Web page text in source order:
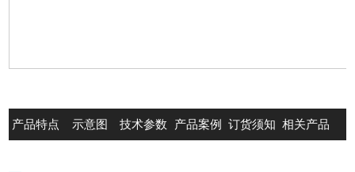
产品特点 示意图 技术参数 产品案例 订货须知 相关产品